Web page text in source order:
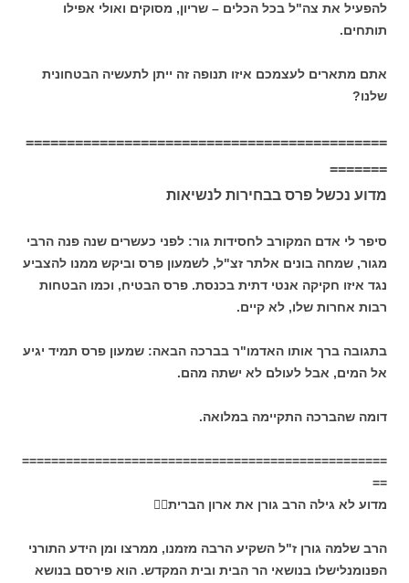
להפעיל את צה"ל בכל הכלים – שריון, מסוקים ואולי אפילו
תותחים.
אתם מתארים לעצמכם איזו תנופה זה ייתן לתעשיה הבטחונית
שלנו?
============================================
=======
מדוע נכשל פרס בבחירות לנשיאות
סיפר לי אדם המקורב לחסידות גור: לפני כעשרים שנה פנה הרבי
מגור, שמחה בונים אלתר זצ"ל, לשמעון פרס וביקש ממנו להצביע
נגד איזו חקיקה אנטי דתית בכנסת. פרס הבטיח, וכמו הבטחות
רבות אחרות שלו, לא קיים.
בתגובה ברך אותו האדמו"ר בברכה הבאה: שמעון פרס תמיד יגיע
אל המים, אבל לעולם לא ישתה מהם.
דומה שהברכה התקיימה במלואה.
==================================================
==
מדוע לא גילה הרב גורן את ארון הברית
הרב שלמה גורן ז"ל השקיע הרבה מזמנו, ממרצו ומן הידע התורני
הפנומנלישלו בנושאי הר הבית ובית המקדש. הוא פירסם בנושא